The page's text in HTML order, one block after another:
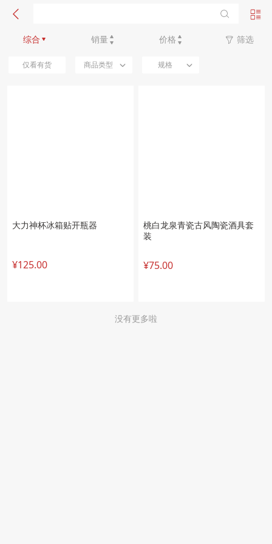
综合 销量 价格 筛选
新品优先
仅看有货 商品类型 规格
大力神杯冰箱贴开瓶器
¥125.00
桃白龙泉青瓷古风陶瓷酒具套
装
¥75.00
没有更多啦